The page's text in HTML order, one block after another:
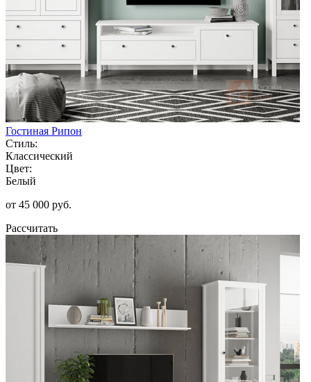
Гостиная Рипон
Стиль:
Классический
Цвет:
Белый
от 45 000 руб.
Рассчитать